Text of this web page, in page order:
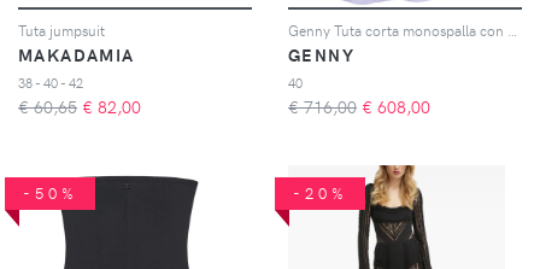
Tuta jumpsuit
MAKADAMIA
38 - 40 - 42
€ 60,65 € 82,00
GENNY
40
€ 716,00 € 608,00
-50% -20%